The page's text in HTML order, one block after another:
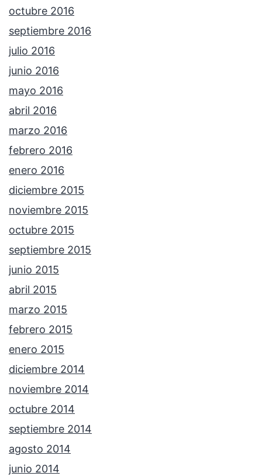
octubre 2016
septiembre 2016
julio 2016
junio 2016
mayo 2016
abril 2016
marzo 2016
febrero 2016
enero 2016
diciembre 2015
noviembre 2015
octubre 2015
septiembre 2015
junio 2015
abril 2015
marzo 2015
febrero 2015
enero 2015
diciembre 2014
noviembre 2014
octubre 2014
septiembre 2014
agosto 2014
junio 2014